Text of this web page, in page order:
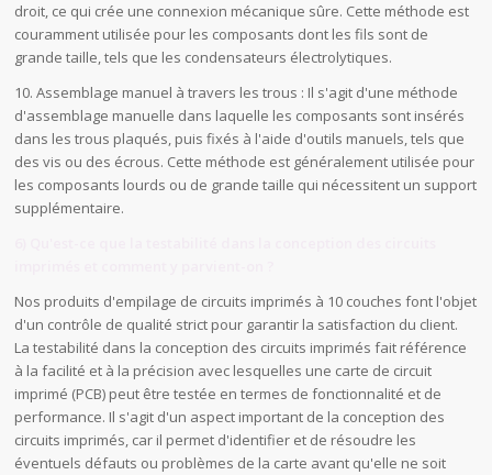
droit, ce qui crée une connexion mécanique sûre. Cette méthode est
couramment utilisée pour les composants dont les fils sont de
grande taille, tels que les condensateurs électrolytiques.
10. Assemblage manuel à travers les trous : Il s'agit d'une méthode
d'assemblage manuelle dans laquelle les composants sont insérés
dans les trous plaqués, puis fixés à l'aide d'outils manuels, tels que
des vis ou des écrous. Cette méthode est généralement utilisée pour
les composants lourds ou de grande taille qui nécessitent un support
supplémentaire.
Nos produits d'empilage de circuits imprimés à 10 couches font l'objet
d'un contrôle de qualité strict pour garantir la satisfaction du client.
La testabilité dans la conception des circuits imprimés fait référence
à la facilité et à la précision avec lesquelles une carte de circuit
imprimé (PCB) peut être testée en termes de fonctionnalité et de
performance. Il s'agit d'un aspect important de la conception des
circuits imprimés, car il permet d'identifier et de résoudre les
éventuels défauts ou problèmes de la carte avant qu'elle ne soit